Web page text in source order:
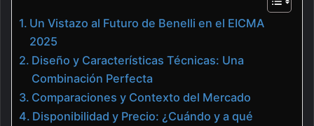
Un Vistazo al Futuro de Benelli en el EICMA
2025
Diseño y Características Técnicas: Una
Combinación Perfecta
Comparaciones y Contexto del Mercado
Disponibilidad y Precio: ¿Cuándo y a qué